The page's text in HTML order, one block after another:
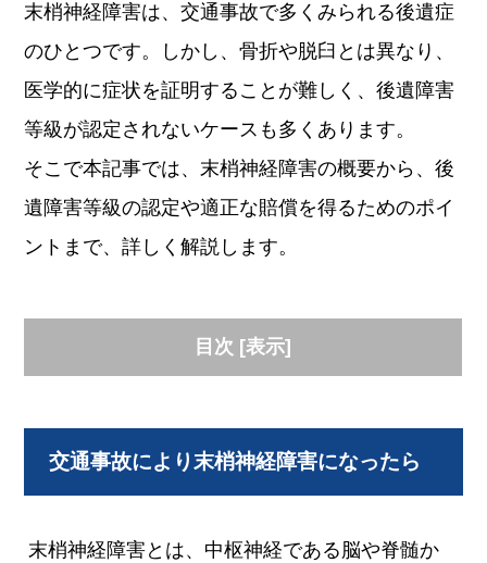
末梢神経障害は、交通事故で多くみられる後遺症
のひとつです。しかし、骨折や脱臼とは異なり、
医学的に症状を証明することが難しく、後遺障害
等級が認定されないケースも多くあります。
そこで本記事では、末梢神経障害の概要から、後
遺障害等級の認定や適正な賠償を得るためのポイ
ントまで、詳しく解説します。
目次 [表示]
交通事故により末梢神経障害になったら
末梢神経障害とは、中枢神経である脳や脊髄か